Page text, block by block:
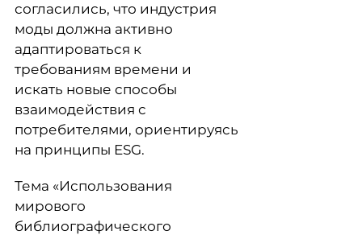
согласились, что индустрия
моды должна активно
адаптироваться к
требованиям времени и
искать новые способы
взаимодействия с
потребителями, ориентируясь
на принципы ESG.
Тема «Использования
мирового
библиографического